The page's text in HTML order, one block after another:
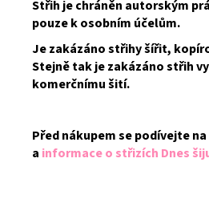
Střih je chráněn autorským
pouze k osobním účelům.
Je zakázáno střihy šířit,
Stejně tak je zakázáno střih
komerčnímu šití.
Před nákupem se podívejte na
a informace o střizích Dnes